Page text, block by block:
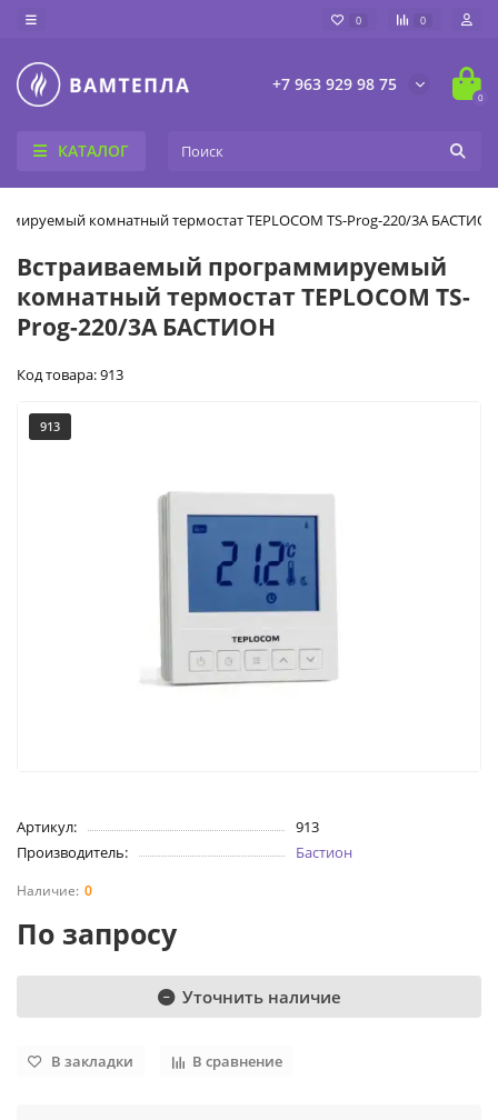
0 0
+7 963 929 98 75
0
КАТАЛОГ
комнатный термостат TEPLOCOM TS-Prog-220/3A БАСТИОН
Встраиваемый программируемый
комнатный термостат TEPLOCOM TS-
Prog-220/3A БАСТИОН
Код товара: 913
913
Артикул:
913
Производитель:
Бастион
0
По запросу
Уточнить наличие
В закладки В сравнение